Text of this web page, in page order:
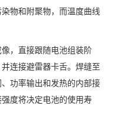
物和附聚物，而温度曲线
，直接跟随电池组装阶
连接避雷器卡舌。焊缝至
功率输出和发热的内部接
度将决定电池的使用寿